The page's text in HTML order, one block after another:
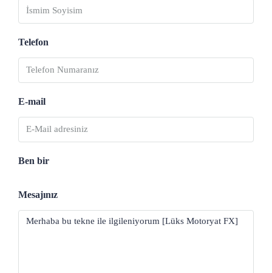
Telefon
E-mail
Ben bir
Mesajınız